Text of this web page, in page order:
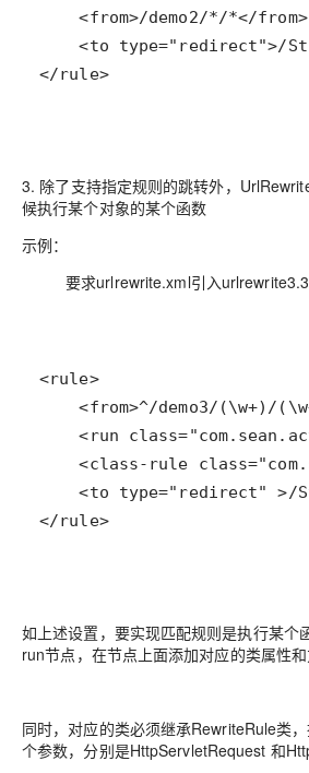
    <from>/demo2/*/*</from>
</rule>
3. 除了支持指定规则的跳转外，
候执行某个对象的某个函数
示例：
要求urlrewrite.xml引入
<rule>
</rule>
如上述设置，要实现匹配规则是执行某个
run节点，在节点上面添加对应的类属性和
同时，对应的类必须继承RewriteRule类
个参数，分别是HttpServletRequest 和